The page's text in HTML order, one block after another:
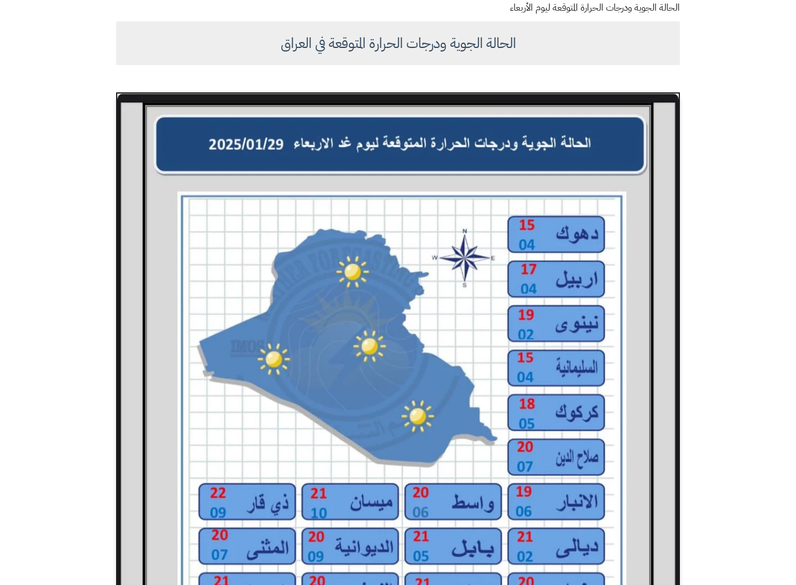
الحالة الجوية ودرجات الحرارة المتوقعة ليوم الأربعاء
الحالة الجوية ودرجات الحرارة المتوقعة في العراق